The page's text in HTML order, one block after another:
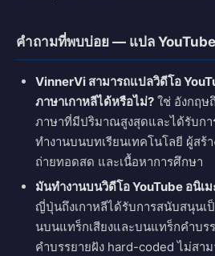
คำถามที่พบบ่อย — แปล
VinnerVi สามารถแปลวิดีโอ
ภาษาเกาหลีได้หรือไม่? ใช่ อังกฤษ
ภาษาที่มีปริมาณสูงสุดและได้รับก
ทำงานบนบทเรียนเทคโนโลยี ผู้สร้
ถ่ายทอดสด และเนื้อหาการศึกษา
มันทำงานบนวิดีโอ YouTube อนิเ
ญี่ปุ่นถึงเกาหลีได้รับการสนับสนุนเ
นบนแทร็กเสียงและบนแทร็กคำบร
คำบรรยายฝัง hard-coded ไม่สา